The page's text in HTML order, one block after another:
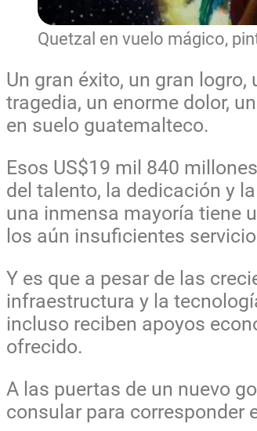
Quetzal en vuelo mágico,
Un gran éxito, un gran
tragedia, un enorme dolor,
en suelo guatemalteco.
Esos US$19 mil 840
del talento, la dedicación y
una inmensa mayoría tiene
los aún insuficientes
Y es que a pesar de las
infraestructura y la
incluso reciben apoyos
ofrecido.
A las puertas de un nuevo
consular para corresponder